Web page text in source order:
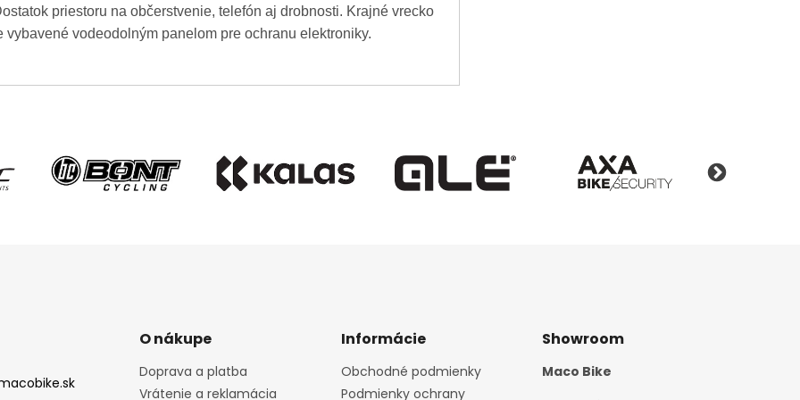
priestoru na občerstvenie, telefón aj drobnosti. Krajné vrecko
vybavené vodeodolným panelom pre ochranu elektroniky.
O nákupe
Doprava a platba
Vrátenie a reklamácia
Informácie
Obchodné podmienky
Podmienky ochrany
Showroom
Maco Bike